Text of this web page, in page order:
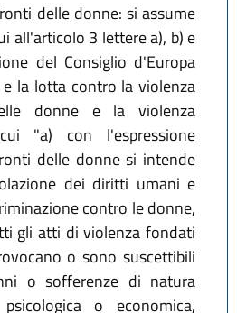
delle donne: si assume
all'articolo 3 lettere a), b) e
del Consiglio d'Europa
la lotta contro la violenza
donne e la violenza
"a) con l'espressione
delle donne si intende
dei diritti umani e
contro le donne,
gli atti di violenza fondati
o sono suscettibili
o sofferenze di natura
o economica,